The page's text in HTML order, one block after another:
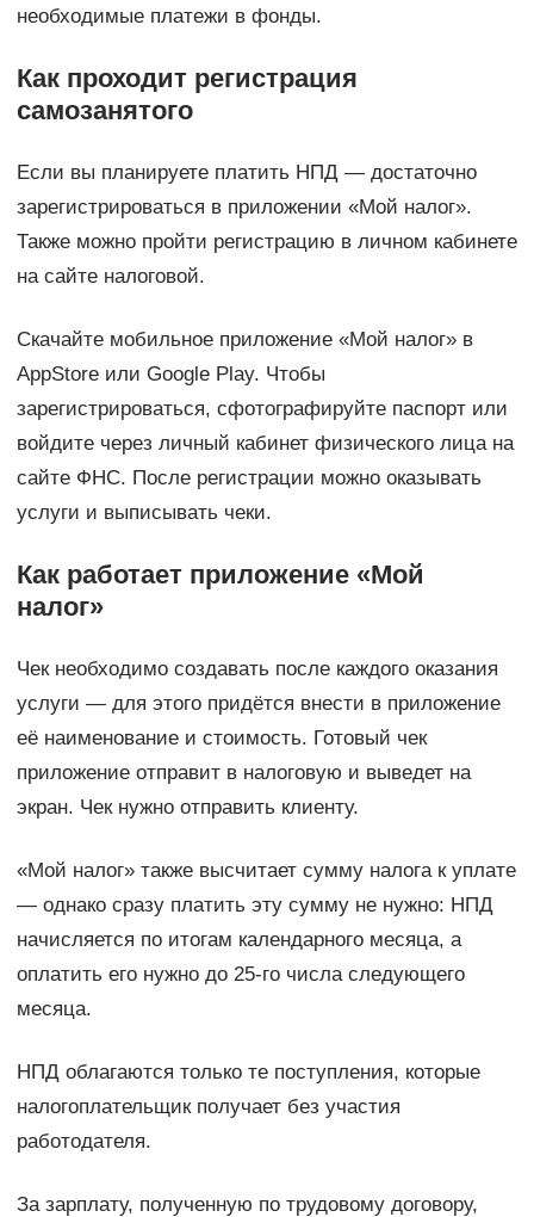
необходимые платежи в фонды.
Как проходит регистрация
самозанятого
Если вы планируете платить НПД — достаточно
зарегистрироваться в приложении «Мой налог».
Также можно пройти регистрацию в личном кабинете
на сайте налоговой.
Скачайте мобильное приложение «Мой налог» в
AppStore или Google Play. Чтобы
зарегистрироваться, сфотографируйте паспорт или
войдите через личный кабинет физического лица на
сайте ФНС. После регистрации можно оказывать
услуги и выписывать чеки.
Как работает приложение «Мой
налог»
Чек необходимо создавать после каждого оказания
услуги — для этого придётся внести в приложение
её наименование и стоимость. Готовый чек
приложение отправит в налоговую и выведет на
экран. Чек нужно отправить клиенту.
«Мой налог» также высчитает сумму налога к уплате
— однако сразу платить эту сумму не нужно: НПД
начисляется по итогам календарного месяца, а
оплатить его нужно до 25-го числа следующего
месяца.
НПД облагаются только те поступления, которые
налогоплательщик получает без участия
работодателя.
За зарплату, полученную по трудовому договору,